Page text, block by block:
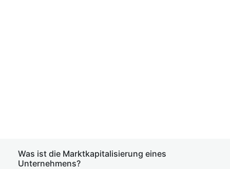
Was ist die Marktkapitalisierung eines
Unternehmens?